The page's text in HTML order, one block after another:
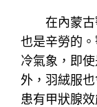
在內蒙古
也是辛勞的
冷氣象，即
外，羽絨服
患有甲狀腺